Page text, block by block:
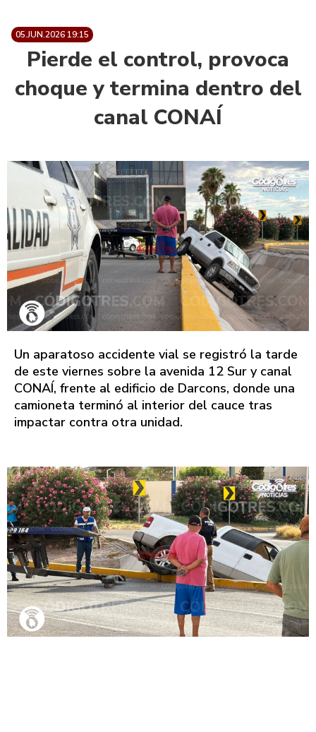
05.JUN.2026 19:15
Pierde el control, provoca
choque y termina dentro del
canal CONAÍ
Un aparatoso accidente vial se registró la tarde
de este viernes sobre la avenida 12 Sur y canal
CONAÍ, frente al edificio de Darcons, donde una
camioneta terminó al interior del cauce tras
impactar contra otra unidad.